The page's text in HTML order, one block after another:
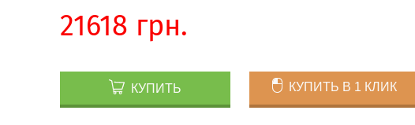
21618 грн.
КУПИТЬ КУПИТЬ В 1 КЛИК